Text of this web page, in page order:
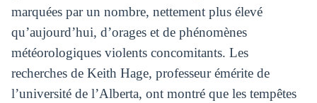
marquées par un nombre, nettement plus élevé
qu’aujourd’hui, d’orages et de phénomènes
météorologiques violents concomitants. Les
recherches de Keith Hage, professeur émérite de
l’université de l’Alberta, ont montré que les tempêtes